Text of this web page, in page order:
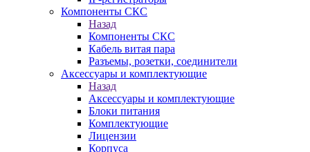
Компоненты СКС
Назад
Компоненты СКС
Кабель витая пара
Разъемы, розетки, соединители
Аксессуары и комплектующие
Назад
Аксессуары и комплектующие
Блоки питания
Комплектующие
Лицензии
Корпуса